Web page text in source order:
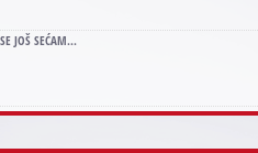
JOŠ SEĆAM...